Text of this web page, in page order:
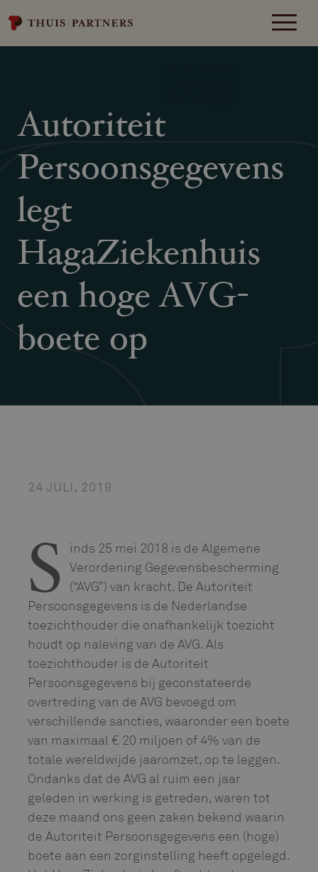
Autoriteit
Persoonsgegevens
legt
HagaZiekenhuis
een hoge AVG-
boete op
24 JULI, 2019
S
inds 25 mei 2018 is de Algemene
Verordening Gegevensbescherming
(“AVG”) van kracht. De Autoriteit
Persoonsgegevens is de Nederlandse
toezichthouder die onafhankelijk toezicht
houdt op naleving van de AVG. Als
toezichthouder is de Autoriteit
Persoonsgegevens bij geconstateerde
overtreding van de AVG bevoegd om
verschillende sancties, waaronder een boete
van maximaal € 20 miljoen of 4% van de
totale wereldwijde jaaromzet, op te leggen.
Ondanks dat de AVG al ruim een jaar
geleden in werking is getreden, waren tot
deze maand ons geen zaken bekend waarin
de Autoriteit Persoonsgegevens een (hoge)
boete aan een zorginstelling heeft opgelegd.